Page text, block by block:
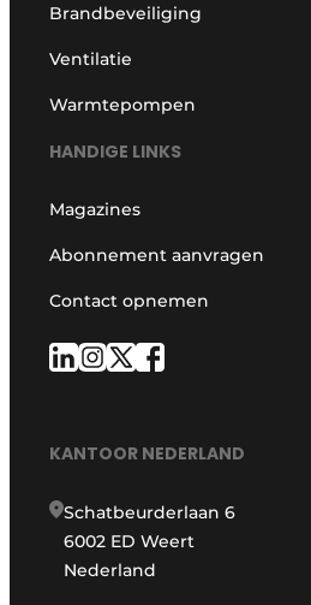
Brandbeveiliging
Ventilatie
Warmtepompen
HANDIGE LINKS
Magazines
Abonnement aanvragen
Contact opnemen
KANTOOR NEDERLAND
Schatbeurderlaan 6
6002 ED Weert
Nederland